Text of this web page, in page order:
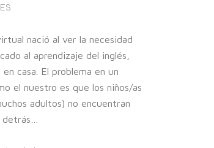
nació al ver la necesidad
al aprendizaje del inglés,
en casa. El problema en un
el nuestro es que los niños/as
adultos) no encuentran